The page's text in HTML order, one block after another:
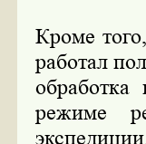
Кроме
работал
режиме